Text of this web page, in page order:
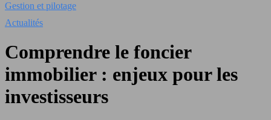
Gestion et pilotage
Actualités
Comprendre le foncier
immobilier : enjeux pour les
investisseurs